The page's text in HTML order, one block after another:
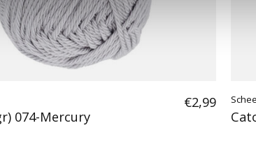
074-Mercury
€2,99